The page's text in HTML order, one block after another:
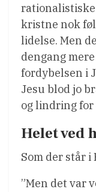
kristne nok
lidelse. Men
dengang
fordybelsen i
Jesu blod jo
og lindring for
Helet ved
Som der står i
”Men det var